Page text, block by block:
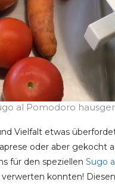
al Pomodoro
Vielfalt etwas
oder aber gekocht
für den speziellen Sugo
konnten!